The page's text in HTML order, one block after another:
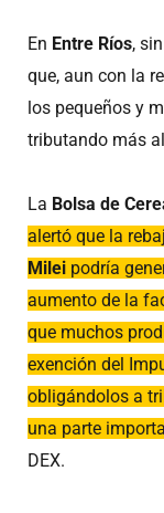
En Entre Ríos,
que, aun con la
los pequeños y
tributando más
La Bolsa de
alertó que la
Milei podría
aumento de la
que muchos
exención del
obligándolos a
una parte
DEX.